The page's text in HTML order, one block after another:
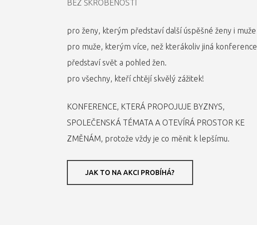
BEZ ŠKROBENOSTI
pro ženy, kterým představí další úspěšné ženy i muže
pro muže, kterým více, než kterákoliv jiná konference
představí svět a pohled žen.
pro všechny, kteří chtějí skvělý zážitek!
KONFERENCE, KTERÁ PROPOJUJE BYZNYS,
SPOLEČENSKÁ TÉMATA A OTEVÍRÁ PROSTOR KE
ZMĚNÁM, protože vždy je co měnit k lepšímu.
JAK TO NA AKCI PROBÍHÁ?